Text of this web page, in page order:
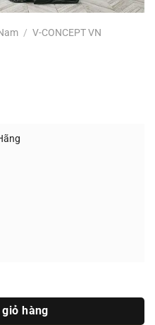
/ V-CONCEPT VN
hàng